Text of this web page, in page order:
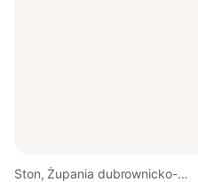
Ston, Żupania dubrownicko-